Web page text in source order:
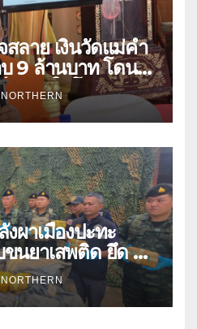
ลาย เงินวัดแม่คำ
9 ล้านบาท โดน
หลอกให้โอนข้าม
NORTHERN
งผาเมืองปะทะ
นยาเสพติด ยึด 2
NORTHERN